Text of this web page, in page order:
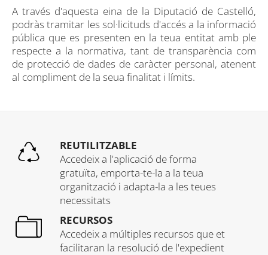
A través d'aquesta eina de la Diputació de Castelló,
podràs tramitar les sol·licituds d'accés a la informació
pública que es presenten en la teua entitat amb ple
respecte a la normativa, tant de transparència com
de protecció de dades de caràcter personal, atenent
al compliment de la seua finalitat i límits.
REUTILITZABLE
Accedeix a l'aplicació de forma
gratuïta, emporta-te-la a la teua
organització i adapta-la a les teues
necessitats
RECURSOS
Accedeix a múltiples recursos que et
facilitaran la resolució de l'expedient